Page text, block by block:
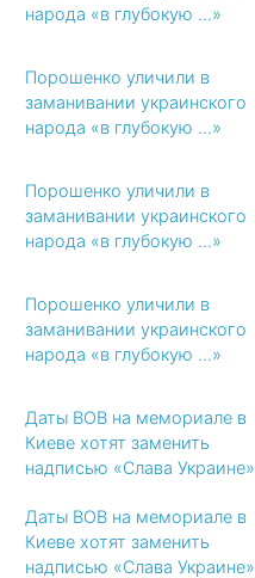
народа «в глубокую ...»
Порошенко уличили в
заманивании украинского
народа «в глубокую ...»
Порошенко уличили в
заманивании украинского
народа «в глубокую ...»
Порошенко уличили в
заманивании украинского
народа «в глубокую ...»
Даты ВОВ на мемориале в
Киеве хотят заменить
надписью «Слава Украине»
Даты ВОВ на мемориале в
Киеве хотят заменить
надписью «Слава Украине»